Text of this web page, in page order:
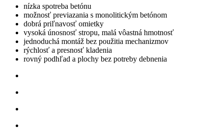
nízka spotreba betónu
možnosť previazania s monolitickým betónom
dobrá priľnavosť omietky
vysoká únosnosť stropu, malá vôastná hmotnosť
jednoduchá montáž bez použitia mechanizmov
rýchlosť a presnosť kladenia
rovný podhľad a plochy bez potreby debnenia